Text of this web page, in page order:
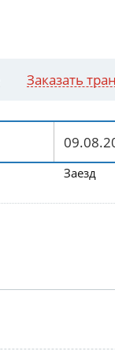
Заказать
Заезд